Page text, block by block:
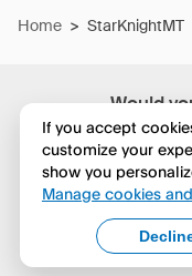
Would
No,
Home > StarKnightMT
If you accept
customize your
show you
Manage cookies